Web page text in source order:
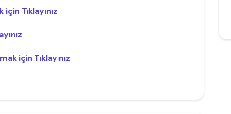
Tıklayınız
için Tıklayınız